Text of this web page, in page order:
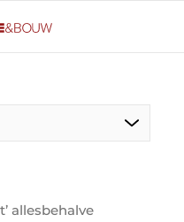
voor de aanmelding
allesbehalve